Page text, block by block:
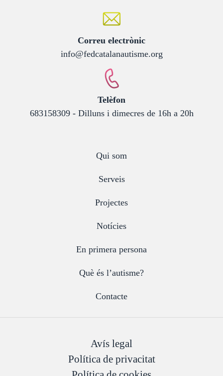
Correu electrònic:
info@fedcatalanautisme.org
Telèfon
683158309 - Dilluns i dimecres de 16h a 20h
Qui som
Serveis
Projectes
Notícies
En primera persona
Què és l’autisme?
Contacte
Avís legal
Política de privacitat